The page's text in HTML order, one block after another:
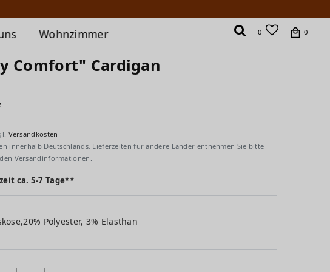
Wohnzimmer 0 0
Comfort" Cardigan
Versandkosten
innerhalb Deutschlands, Lieferzeiten für andere Länder entnehmen Sie bitte
Versandinformationen.
ca. 5-7 Tage**
Polyester, 3% Elasthan